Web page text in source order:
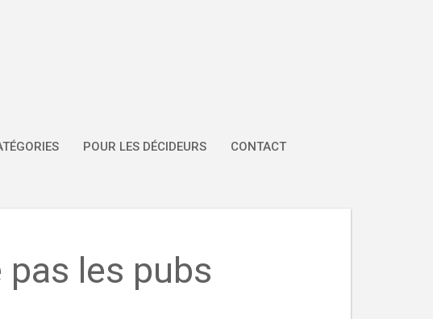
POUR LES DÉCIDEURS CONTACT
pas les pubs